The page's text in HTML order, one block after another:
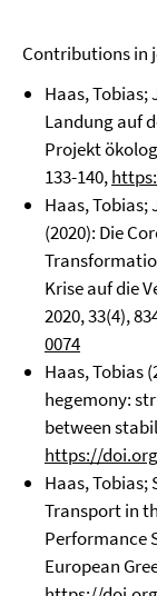
Contributions in
Haas, Tobias;
Landung auf
Projekt
133-140,
Haas, Tobias;
(2020): Die
Krise auf die
2020, 33(4),
0074
Haas, Tobias
hegemony:
between
https://
Haas, Tobias;
Transport in
Performance
European